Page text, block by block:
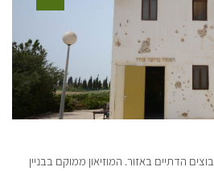
הדתיים באזור. המוזיאון ממוקם בבניין